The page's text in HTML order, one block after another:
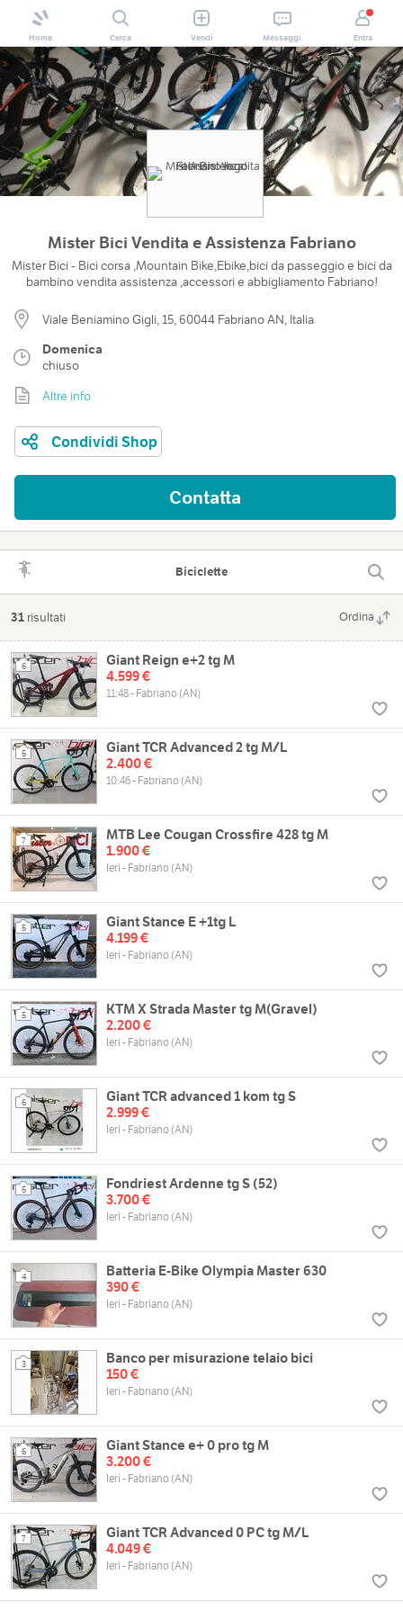
Home Cerca Vendi Messaggi Entra
Mister Bici Vendita e Assistenza Fabriano
Mister Bici - Bici corsa ,Mountain Bike,Ebike,bici da passeggio e bici da
bambino vendita assistenza ,accessori e abbigliamento Fabriano!
Viale Beniamino Gigli, 15, 60044 Fabriano AN, Italia
Domenica
chiuso
Altre info
Condividi Shop
Contatta
Biciclette
31 risultati Ordina
6
Giant Reign e+2 tg M
4.599 €
11:48 - Fabriano (AN)
5
Giant TCR Advanced 2 tg M/L
2.400 €
10:46 - Fabriano (AN)
7
MTB Lee Cougan Crossfire 428 tg M
1.900 €
Ieri - Fabriano (AN)
5
Giant Stance E +1tg L
4.199 €
Ieri - Fabriano (AN)
5
KTM X Strada Master tg M(Gravel)
2.200 €
Ieri - Fabriano (AN)
6
Giant TCR advanced 1 kom tg S
2.999 €
Ieri - Fabriano (AN)
5
Fondriest Ardenne tg S (52)
3.700 €
Ieri - Fabriano (AN)
4
Batteria E-Bike Olympia Master 630
390 €
Ieri - Fabriano (AN)
3
Banco per misurazione telaio bici
150 €
Ieri - Fabriano (AN)
6
Giant Stance e+ 0 pro tg M
3.200 €
Ieri - Fabriano (AN)
7
Giant TCR Advanced 0 PC tg M/L
4.049 €
Ieri - Fabriano (AN)